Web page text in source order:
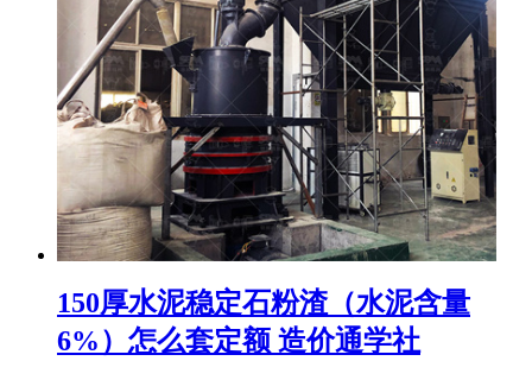
150厚水泥稳定石粉渣（水泥含量
6%）怎么套定额 造价通学社